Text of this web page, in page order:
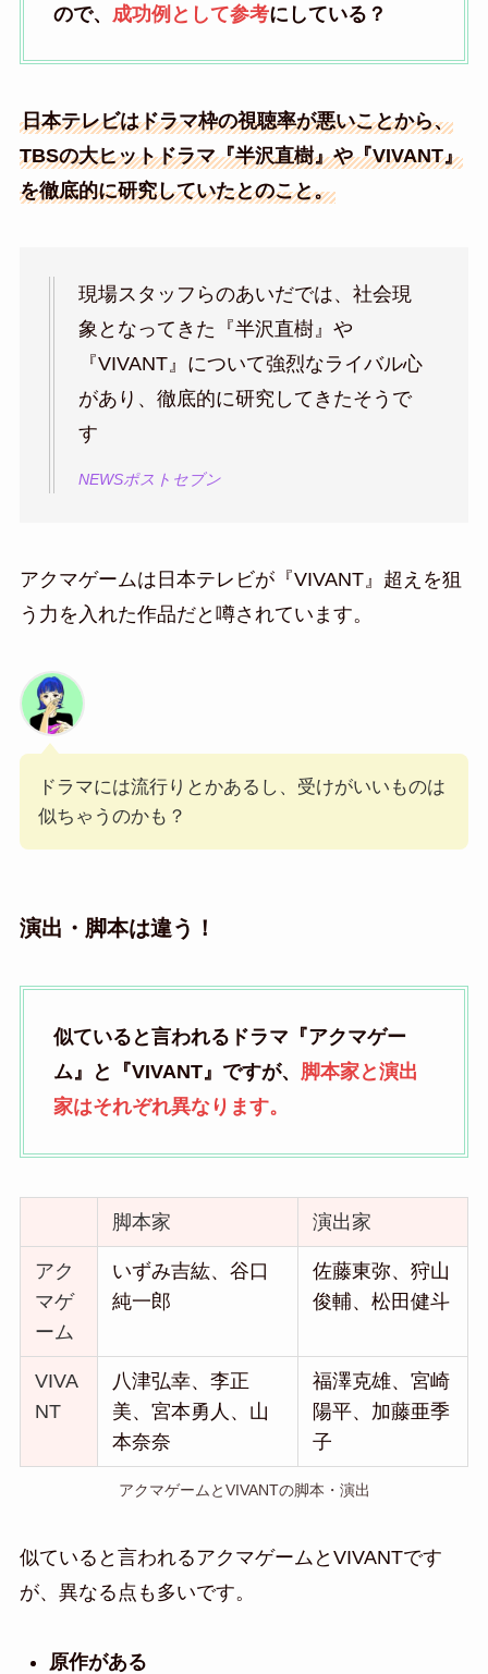
ので、 成功例として参考にしている？
日本テレビはドラマ枠の視聴率が悪いことから、
TBSの大ヒットドラマ『半沢直樹』や『VIVANT』
を徹底的に研究していたとのこと。
現場スタッフらのあいだでは、社会現
象となってきた『半沢直樹』や
『VIVANT』について強烈なライバル心
があり、徹底的に研究してきたそうで
す
NEWSポストセブン
アクマゲームは日本テレビが『VIVANT』超えを狙
う力を入れた作品だと噂されています。
ドラマには流行りとかあるし、受けがいいものは
似ちゃうのかも？
演出・脚本は違う！
似ていると言われるドラマ『アクマゲー
ム』と『VIVANT』ですが、 脚本家と演出
家はそれぞれ異なります。
脚本家 演出家
アク
マゲ
ーム
いずみ吉紘、谷口
純一郎
佐藤東弥、狩山
俊輔、松田健斗
VIVA
NT
八津弘幸、李正
美、宮本勇人、山
本奈奈
福澤克雄、宮崎
陽平、加藤亜季
子
アクマゲームとVIVANTの脚本・演出
似ていると言われるアクマゲームとVIVANTです
が、異なる点も多いです。
原作がある